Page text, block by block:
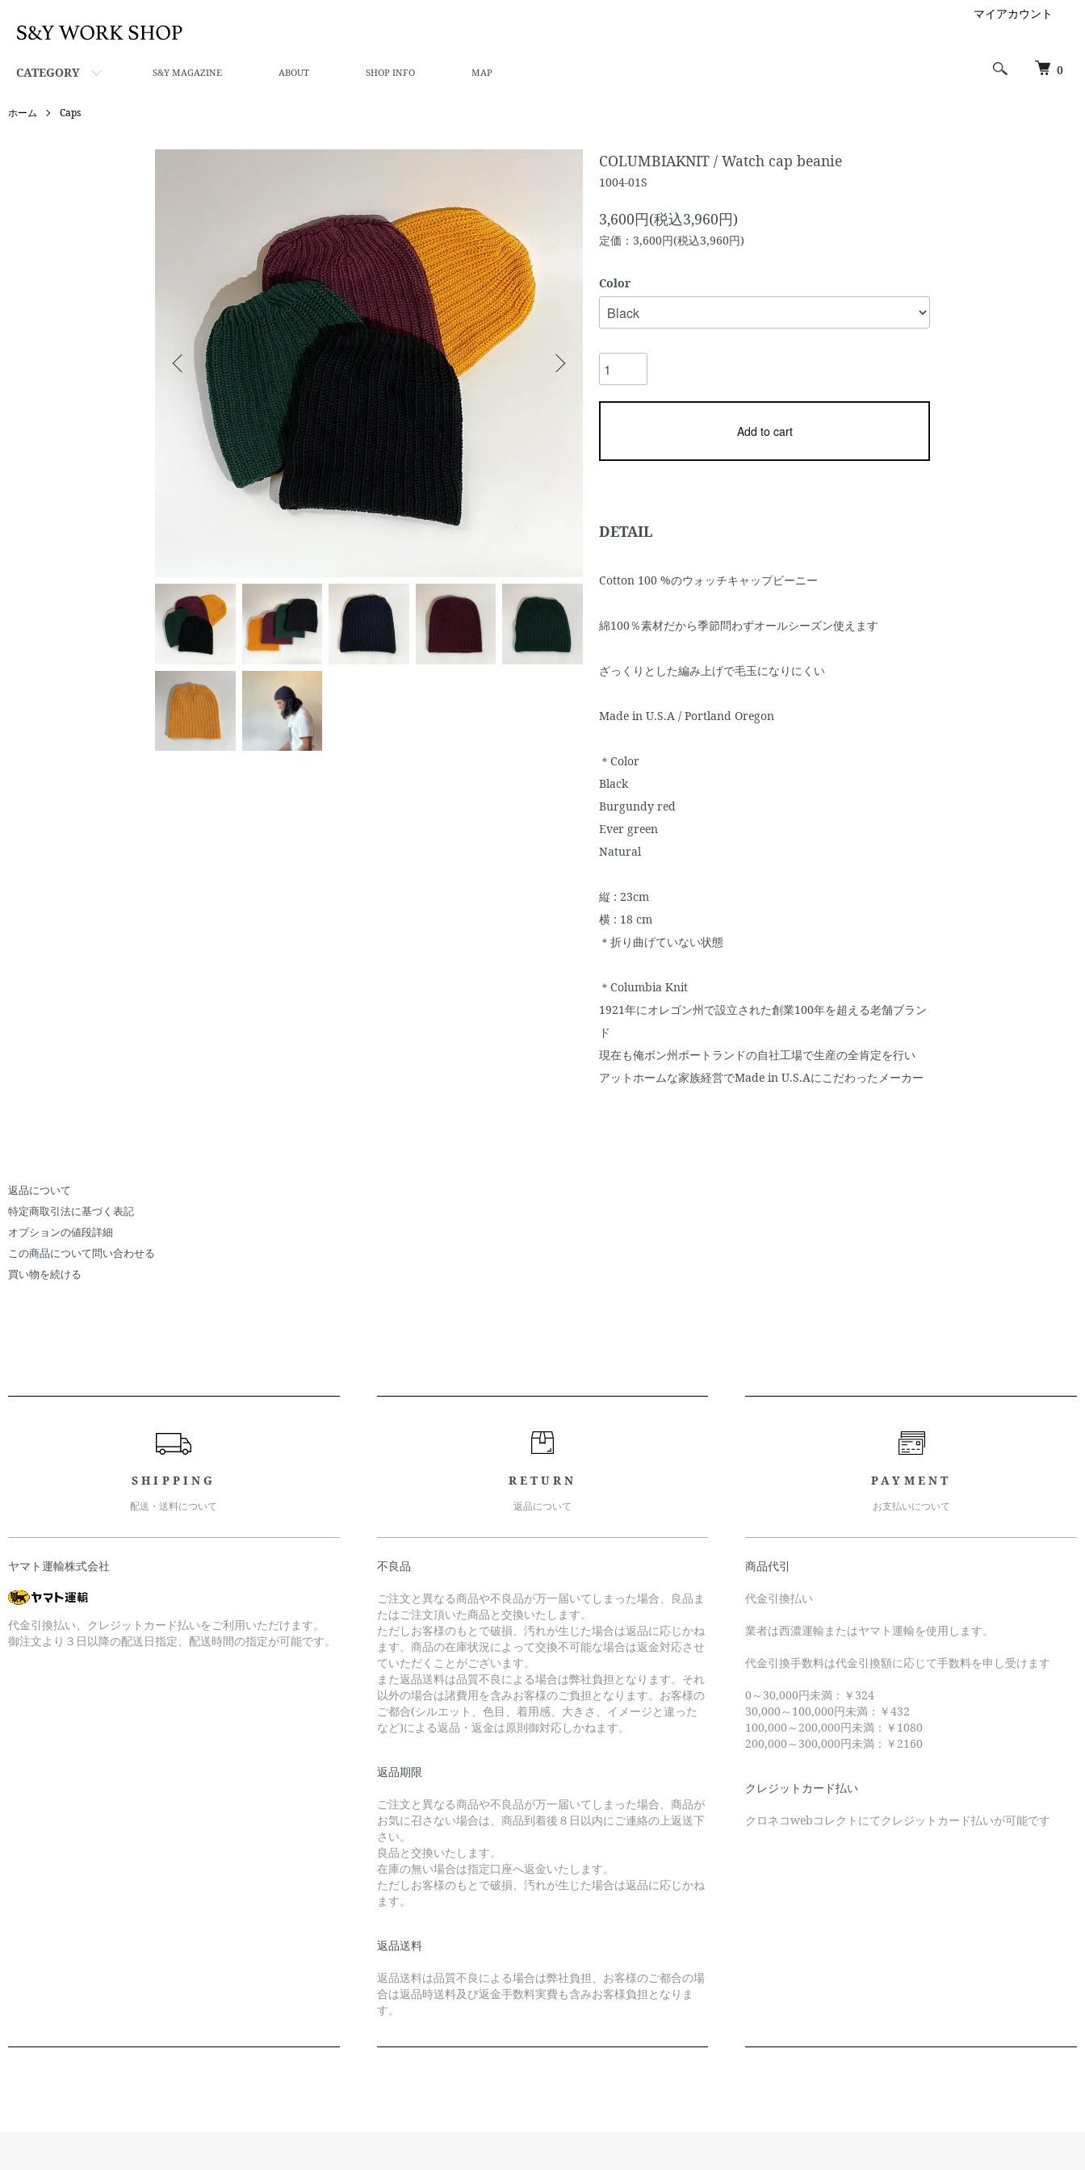
0
CATEGORY S&Y MAGAZINE ABOUT SHOP INFO MAP
マイアカウント
ホーム Caps
COLUMBIAKNIT / Watch cap beanie
1004-01S
3,600円(税込3,960円)
定価：3,600円(税込3,960円)
Color
Add to cart
DETAIL
Cotton 100 %のウォッチキャップビーニー
綿100％素材だから季節問わずオールシーズン使えます
ざっくりとした編み上げで毛玉になりにくい
Made in U.S.A / Portland Oregon
＊Color
Black
Burgundy red
Ever green
Natural
縦 : 23cm
横 : 18 cm
＊折り曲げていない状態
＊Columbia Knit
1921年にオレゴン州で設立された創業100年を超える老舗ブラン
ド
現在も俺ボン州ポートランドの自社工場で生産の全肯定を行い
アットホームな家族経営でMade in U.S.Aにこだわったメーカー
返品について
特定商取引法に基づく表記
オプションの値段詳細
この商品について問い合わせる
買い物を続ける
SHIPPING
配送・送料について
ヤマト運輸株式会社
代金引換払い、クレジットカード払いをご利用いただけます。
御注文より３日以降の配送日指定、配送時間の指定が可能です。
RETURN
返品について
不良品
ご注文と異なる商品や不良品が万一届いてしまった場合、良品ま
たはご注文頂いた商品と交換いたします。
ただしお客様のもとで破損、汚れが生じた場合は返品に応じかね
ます。商品の在庫状況によって交換不可能な場合は返金対応させ
ていただくことがございます。
また返品送料は品質不良による場合は弊社負担となります。それ
以外の場合は諸費用を含みお客様のご負担となります。お客様の
ご都合(シルエット、色目、着用感、大きさ、イメージと違った
など)による返品・返金は原則御対応しかねます。
返品期限
ご注文と異なる商品や不良品が万一届いてしまった場合、商品が
お気に召さない場合は、商品到着後８日以内にご連絡の上返送下
さい。
良品と交換いたします。
在庫の無い場合は指定口座へ返金いたします。
ただしお客様のもとで破損、汚れが生じた場合は返品に応じかね
ます。
返品送料
返品送料は品質不良による場合は弊社負担、お客様のご都合の場
合は返品時送料及び返金手数料実費も含みお客様負担となりま
す。
PAYMENT
お支払いについて
商品代引
代金引換払い
業者は西濃運輸またはヤマト運輸を使用します。
代金引換手数料は代金引換額に応じて手数料を申し受けます
0～30,000円未満：￥324
30,000～100,000円未満：￥432
100,000～200,000円未満：￥1080
200,000～300,000円未満：￥2160
クレジットカード払い
クロネコwebコレクトにてクレジットカード払いが可能です